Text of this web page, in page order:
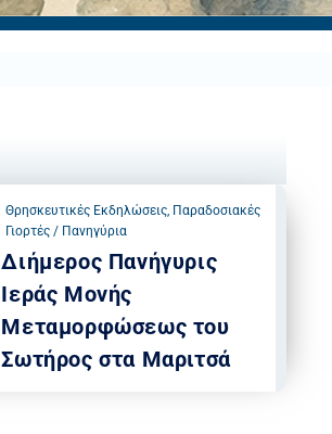
Θρησκευτικές Εκδηλώσεις, Παραδοσιακές
Γιορτές / Πανηγύρια
Διήμερος Πανήγυρις
Ιεράς Μονής
Μεταμορφώσεως του
Σωτήρος στα Μαριτσά